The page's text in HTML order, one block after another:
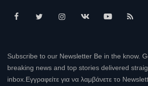
Subscribe to our Newsletter Be in the know.
breaking news and top stories delivered
inbox.Εγγραφείτε για να λαμβάνετε το